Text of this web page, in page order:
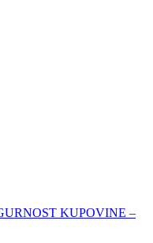
KUPOVINE –